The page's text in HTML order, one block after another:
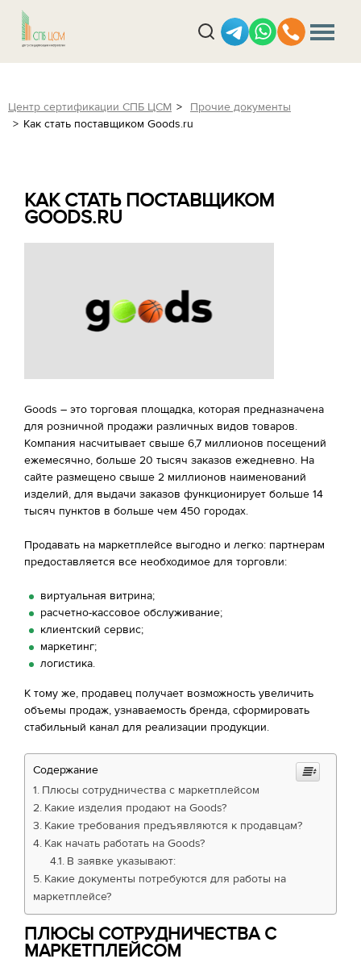
Центр сертификации СПБ ЦСМ
Прочие документы
Как стать поставщиком Goods.ru
КАК СТАТЬ ПОСТАВЩИКОМ
GOODS.RU
Goods – это торговая площадка, которая предназначена
для розничной продажи различных видов товаров.
Компания насчитывает свыше 6,7 миллионов посещений
ежемесячно, больше 20 тысяч заказов ежедневно. На
сайте размещено свыше 2 миллионов наименований
изделий, для выдачи заказов функционирует больше 14
тысяч пунктов в больше чем 450 городах.
Продавать на маркетплейсе выгодно и легко: партнерам
предоставляется все необходимое для торговли:
виртуальная витрина;
расчетно-кассовое обслуживание;
клиентский сервис;
маркетинг;
логистика.
К тому же, продавец получает возможность увеличить
объемы продаж, узнаваемость бренда, сформировать
стабильный канал для реализации продукции.
Содержание
Плюсы сотрудничества с маркетплейсом
Какие изделия продают на Goods?
Какие требования предъявляются к продавцам?
Как начать работать на Goods?
В заявке указывают:
Какие документы потребуются для работы на
маркетплейсе?
ПЛЮСЫ СОТРУДНИЧЕСТВА С
МАРКЕТПЛЕЙСОМ